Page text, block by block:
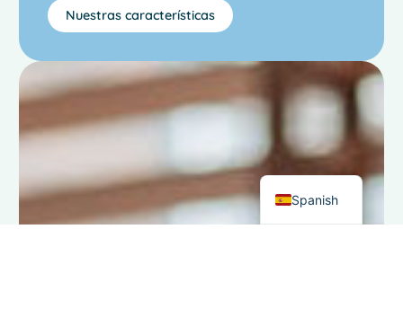
Nuestras características
Spanish
Dutch
German
Italian